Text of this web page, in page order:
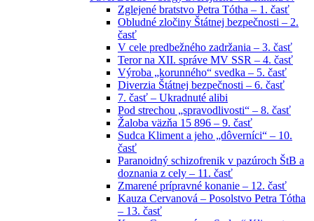
Zglejené bratstvo Petra Tótha – 1. časť
Obludné zločiny Štátnej bezpečnosti – 2.
časť
V cele predbežného zadržania – 3. časť
Teror na XII. správe MV SSR – 4. časť
Výroba „korunného“ svedka – 5. časť
Diverzia Štátnej bezpečnosti – 6. časť
7. časť – Ukradnuté alibi
Pod strechou „spravodlivosti“ – 8. časť
Žaloba väzňa 15 896 – 9. časť
Sudca Kliment a jeho „dôverníci“ – 10.
časť
Paranoidný schizofrenik v pazúroch ŠtB a
doznania z cely – 11. časť
Zmarené prípravné konanie – 12. časť
Kauza Cervanová – Posolstvo Petra Tótha
– 13. časť